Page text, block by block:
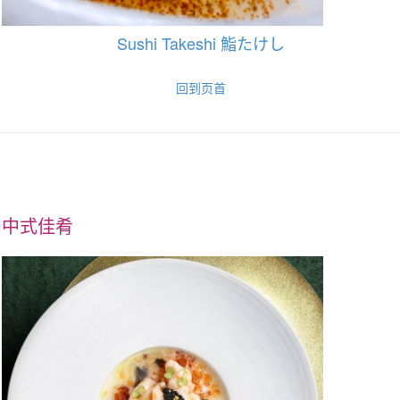
Sushi Takeshi 鮨たけし
回到页首
中式佳肴